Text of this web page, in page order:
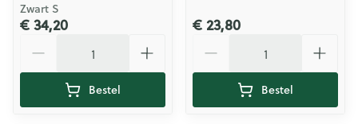
Zwart S
€ 34,20
Bestel
€ 23,80
Bestel